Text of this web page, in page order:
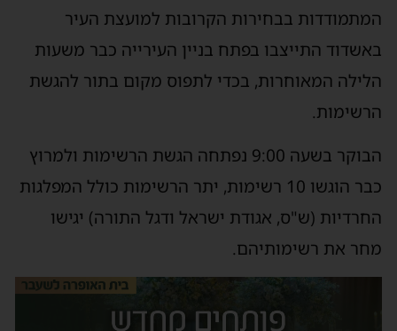
המתמודדות בבחירות הקרובות למועצת העיר
באשדוד התייצבו בפתח בניין העירייה כבר משעות
הלילה המאוחרות, בכדי לתפוס מקום בתור להגשת
הרשימות.
הבוקר בשעה 9:00 נפתחה הגשת הרשימות ולמרוץ
כבר הוגשו 10 רשימות, יתר הרשימות כולל המפלגות
החרדיות (ש"ס, אגודת ישראל ודגל התורה) יגישו
מחר את רשימותיהם.